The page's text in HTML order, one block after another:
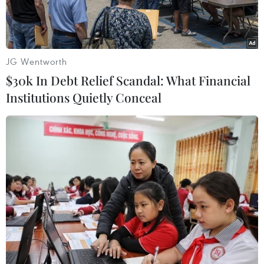
Người dân đeo khẩu trang phòng dịch COVID-19 tại Singapore.
(Ảnh: AFP/TTXVN)
Theo Reuters, Singapore ngày 21/4 đã ghi nhận
thêm 1.111 ca nhiễm virus corona chủng mới
(SARS-CoV-2) gây bệnh viêm đường hô hấp cấp
COVID-19, nâng tổng số ca nhiễm ở nước này
JG Wentworth
$30k In Debt Relief Scandal: What Financial
Institutions Quietly Conceal